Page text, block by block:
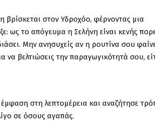
βρίσκεται στον Υδροχόο, φέρνοντας μια
ως το απόγευμα η Σελήνη είναι κενής
Μην ανησυχείς αν η ρουτίνα σου
να βελτιώσεις την παραγωγικότητά σου,
στη λεπτομέρεια και αναζήτησε
σε όσους αγαπάς.